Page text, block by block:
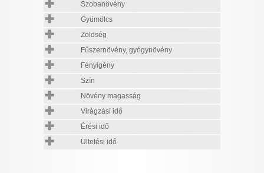
Szobanövény
Gyümölcs
Zöldség
Fűszernövény, gyógynövény
Fényigény
Szín
Növény magasság
Virágzási idő
Érési idő
Ültetési idő